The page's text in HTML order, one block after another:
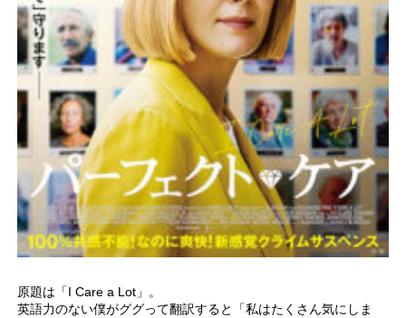
原題は「I Care a Lot」。
英語力のない僕がググって翻訳すると「私はたくさん気にしま